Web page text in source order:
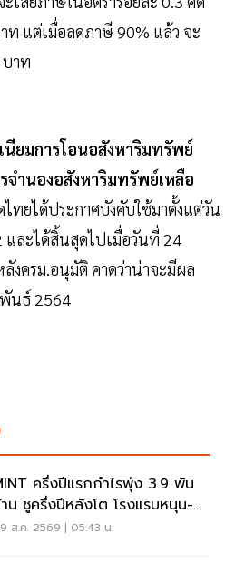
ท แต่เมื่อลดภาษี 90% แล้ว จะ
บาท
นียมการโอนอสังหาริมทรัพย์
จำนองอสังหาริมทรัพย์เหลือ
ไทยได้ประกาศบังคับใช้มาตั้งแต่วัน
ละได้สิ้นสุดไปเมื่อวันที่ 24
งครม.อนุมัติ คาดว่าน่าจะมีผล
นธ์ 2564
ครึ่งปีแรกกำไรพุ่ง 3.9 พัน
น ชูครึ่งปีหลังโต โรงแรมหนุน-
ลดภาระหนี้
ส.ค. 2569 | 05:43 น.